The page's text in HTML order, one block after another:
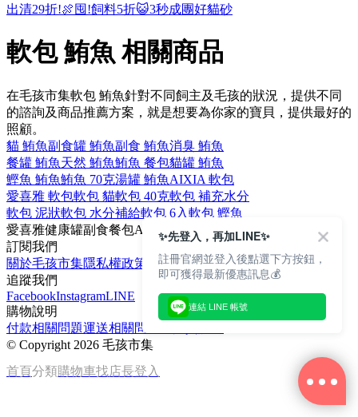
出清29折!🍖囤!飼料5折😺3秒成團好貓砂
軟包 鮪魚 相關商品
在毛孩市集軟包 鮪魚針對不同飼主及毛孩的狀況，提供不同
的諮詢及商品推薦方案，就是想要為你家的寶貝，提供最好的
照顧。
貓 鮪魚副食罐 鮪魚副食 鮪魚消臭 鮪魚
餐罐 鮪魚天然 鮪魚鮪魚 餐包貓罐 鮪魚
鰹魚 鮪魚鮪魚 70克湯罐 鮪魚AIXIA 軟包
愛喜雅 軟包軟包 貓軟包 40克軟包 補充水分
軟包 泥狀軟包 水分補給軟包 6入軟包 鰹魚
愛喜雅健康罐副食餐包AIXIA餐包
訂閱我們
關於毛孩市集隱私權政策
文章
追蹤我們
FacebookInstagramLINE
購物說明
付款相關問題運送相關問題
© Copyright 2026 毛孩市集
首頁分類購物車找店長登入
✨先登入，再加LINE✨
註冊官網並登入後點選下方按鈕，
即可獲得最新優惠訊息💰
連結 LINE 帳號